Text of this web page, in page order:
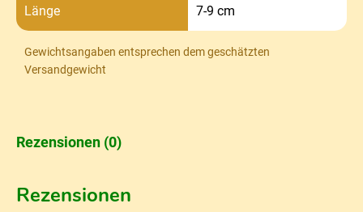
Länge 7-9 cm
Gewichtsangaben entsprechen dem geschätzten
Versandgewicht
Rezensionen (0)
Rezensionen